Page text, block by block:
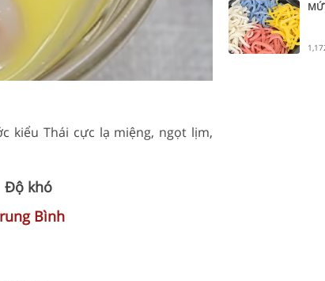
kiểu Thái cực lạ miệng, ngọt lịm,
Độ khó
Bình